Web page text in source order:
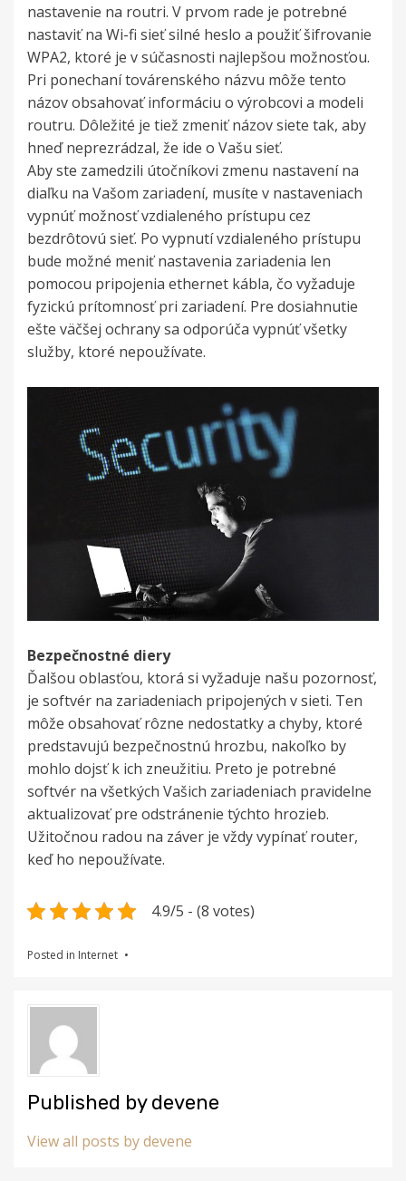
nastavenie na routri. V prvom rade je potrebné
nastaviť na Wi-fi sieť silné heslo a použiť šifrovanie
WPA2, ktoré je v súčasnosti najlepšou možnosťou.
Pri ponechaní továrenského názvu môže tento
názov obsahovať informáciu o výrobcovi a modeli
routru. Dôležité je tiež zmeniť názov siete tak, aby
hneď neprezrádzal, že ide o Vašu sieť.
Aby ste zamedzili útočníkovi zmenu nastavení na
diaľku na Vašom zariadení, musíte v nastaveniach
vypnúť možnosť vzdialeného prístupu cez
bezdrôtovú sieť. Po vypnutí vzdialeného prístupu
bude možné meniť nastavenia zariadenia len
pomocou pripojenia ethernet kábla, čo vyžaduje
fyzickú prítomnosť pri zariadení. Pre dosiahnutie
ešte väčšej ochrany sa odporúča vypnúť všetky
služby, ktoré nepoužívate.
Bezpečnostné diery
Ďalšou oblasťou, ktorá si vyžaduje našu pozornosť,
je softvér na zariadeniach pripojených v sieti. Ten
môže obsahovať rôzne nedostatky a chyby, ktoré
predstavujú bezpečnostnú hrozbu, nakoľko by
mohlo dojsť k ich zneužitiu. Preto je potrebné
softvér na všetkých Vašich zariadeniach pravidelne
aktualizovať pre odstránenie týchto hrozieb.
Užitočnou radou na záver je vždy vypínať router,
keď ho nepoužívate.
4.9/5 - (8 votes)
Posted in Internet
Published bydevene
View all posts by devene